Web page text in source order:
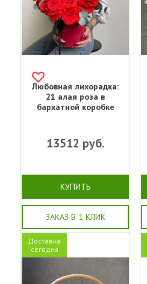
Любовная лихорадка:
21 алая роза в
бархатной коробке
13512 руб.
КУПИТЬ
ЗАКАЗ В 1 КЛИК
Доставка
сегодня